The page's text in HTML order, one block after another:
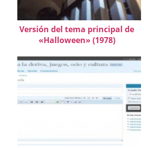
Versión del tema principal de
«Halloween» (1978)